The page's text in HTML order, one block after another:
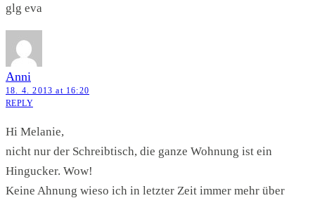
glg eva
Anni
18. 4. 2013 at 16:20
REPLY
Hi Melanie,
nicht nur der Schreibtisch, die ganze Wohnung ist ein
Hingucker. Wow!
Keine Ahnung wieso ich in letzter Zeit immer mehr über